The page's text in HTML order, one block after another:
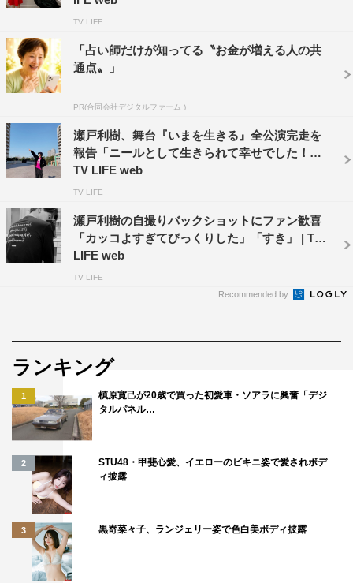
TV LIFE
「占い師だけが知ってる〝お金が増える人の共
通点〟」
PR(合同会社デジタルファーム )
瀬戸利樹、舞台『いまを生きる』全公演完走を
報告「ニールとして生きられて幸せでした！」 |
TV LIFE web
TV LIFE
瀬戸利樹の自撮りバックショットにファン歓喜
「カッコよすぎてびっくりした」「すき」 | TV
LIFE web
TV LIFE
Recommended by
ランキング
1
槙原寛己が20歳で買った初愛車・ソアラに興奮「デジ
タルパネル…
2
STU48・甲斐心愛、イエローのビキニ姿で愛されボデ
ィ披露
3 黒嵜菜々子、ランジェリー姿で色白美ボディ披露